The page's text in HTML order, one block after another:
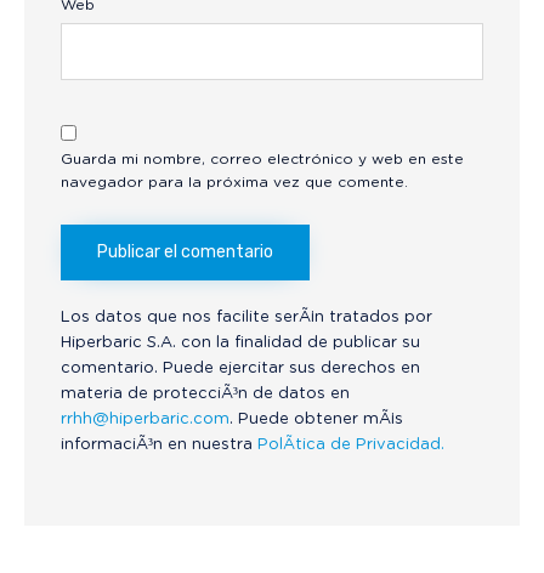
Web
Guarda mi nombre, correo electrónico y web en este
navegador para la próxima vez que comente.
Los datos que nos facilite serÃ¡n tratados por
Hiperbaric S.A. con la finalidad de publicar su
comentario. Puede ejercitar sus derechos en
materia de protecciÃ³n de datos en
rrhh@hiperbaric.com. Puede obtener mÃ¡s
informaciÃ³n en nuestra PolÃ­tica de Privacidad.